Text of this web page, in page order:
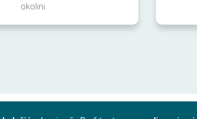
okolini